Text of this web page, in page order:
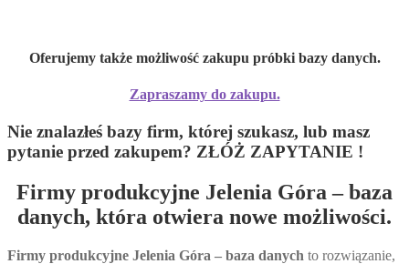
Oferujemy także możliwość zakupu próbki bazy danych.
Zapraszamy do zakupu.
Nie znalazłeś bazy firm, której szukasz, lub masz
pytanie przed zakupem? ZŁÓŻ ZAPYTANIE !
Firmy produkcyjne Jelenia Góra – baza
danych, która otwiera nowe możliwości.
Firmy produkcyjne Jelenia Góra – baza danych to rozwiązanie,